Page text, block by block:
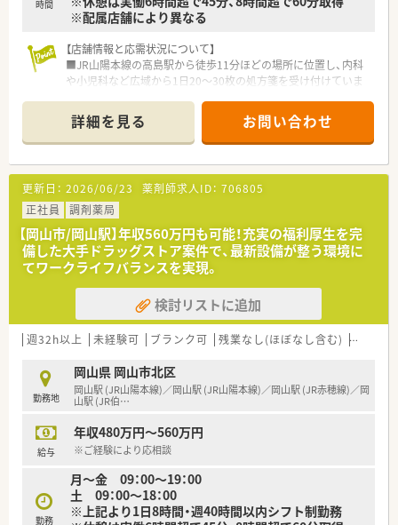
慣に寄り添った丁寧な服薬指導を担当いただきます。
訪問薬剤管理指導や、お薬の配達等もお任せいたします。
■店頭でのOTC医薬品やサプリメントの販売を通じ、地域住民の
セルフメディケーションを身近からサポートします。
時間
※配属店舗により異なる
【店舗情報と応需状況について】
■JR山陽本線の高島駅から徒歩11分ほどの場所に位置し、内科
や小児科など広域から1日20〜30枚の処方箋を受け付けていま
■常勤薬剤師1名に加えて応援体制が整っており、事務スタッフ
も在籍しているため薬剤師本来の専門業務に専念することが可
能です。
■内科や小児科が中心ですが広域病院の処方も応需しており、地
域に根差した環境で様々な症例に触れながらスキルを磨くこと
ができます。
【法人特徴について】
■経営統合により売上高1兆円規模を誇る業界最大手のグループ
企業であり、安定した経営基盤と将来性が働く上での大きな魅力
です。
■「あなたにとってのいちばんへ」という理念を掲げ、お客様だ
けでなく全従業員の働きがいも非常に大切にしている信頼ある
法人です。
■中四国エリアでも積極的に店舗展開を進めており、地域住民の
ています。
【求人情報について】
これまでの実務経験や面接での評価を最大限に考慮して決定さ
れます。
手企業ならではの手厚い福利厚生が整っており将来の備えも安
心です。
■平均年齢34歳と若手が中心となって活躍しており、活気ある
詳細を見る お問い合わせ
更新日： 2026/06/23 薬剤師求人ID： 706805
正社員
調剤薬局
【岡山市/岡山駅】年収560万円も可能！充実の福利厚生を完
備した大手ドラッグストア案件で、最新設備が整う環境に
てワークライフバランスを実現。
検討リストに追加
週32h以上 未経験可 ブランク可 残業なし(ほぼなし含む) 車通勤
勤務地
岡山県 岡山市北区
岡山駅 (JR山陽本線)／岡山駅 (JR山陽本線)／岡山駅 (JR赤穂線)／岡
山駅 (JR伯…
給与
年収480万円～560万円
※ご経験により応相談
勤務
月～金 09：00～19：00
土 09：00～18：00
※上記より1日8時間・週40時間以内シフト制勤務